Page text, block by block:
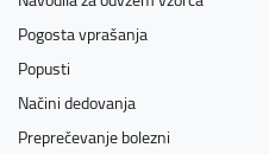
Pogosta vprašanja
Popusti
Načini dedovanja
Preprečevanje bolezni